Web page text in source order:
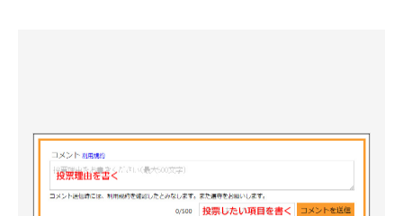
電子設計の基本と応用
エネルギーの専門メディア